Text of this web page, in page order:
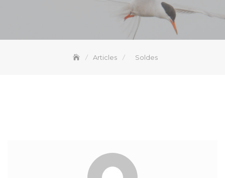
Articles Soldes